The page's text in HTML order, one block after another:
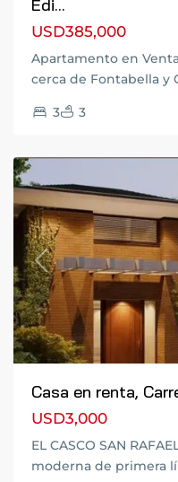
Edi...
USD385,000
Apartamento en Venta
cerca de Fontabella y
3 3
Santa
Catarina
Pinula,
de
Previous
Casa en renta,
USD3,000
EL CASCO SAN
moderna de primera
Zona
13,